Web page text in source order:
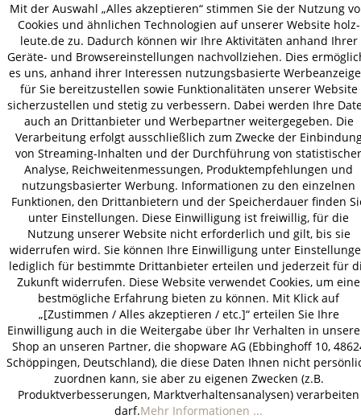
VERSAND
AGB Datenschutz
Impressum
© 2026 HOLZ-LEUTE
* Alle Preise inkl. gesetzl. Mehrwertsteuer zzgl.Versandkosten.
Mit der Auswahl „Alles akzeptieren“ stimmen Sie der Nutzung
Cookies und ähnlichen Technologien auf unserer Website holz-
leute.de zu. Dadurch können wir Ihre Aktivitäten anhand Ihrer
Geräte- und Browsereinstellungen nachvollziehen. Dies
es uns, anhand ihrer Interessen nutzungsbasierte
für Sie bereitzustellen sowie Funktionalitäten unserer Website
sicherzustellen und stetig zu verbessern. Dabei werden Ihre
auch an Drittanbieter und Werbepartner weitergegeben. Die
Verarbeitung erfolgt ausschließlich zum Zwecke der
von Streaming-Inhalten und der Durchführung von statistischer
Analyse, Reichweitenmessungen, Produktempfehlungen und
nutzungsbasierter Werbung. Informationen zu den einzelnen
Funktionen, den Drittanbietern und der Speicherdauer finden
unter Einstellungen. Diese Einwilligung ist freiwillig, für die
Nutzung unserer Website nicht erforderlich und gilt, bis sie
widerrufen wird. Sie können Ihre Einwilligung unter
lediglich für bestimmte Drittanbieter erteilen und jederzeit für
Zukunft widerrufen. Diese Website verwendet Cookies, um eine
bestmögliche Erfahrung bieten zu können. Mit Klick auf
„[Zustimmen / Alles akzeptieren / etc.]“ erteilen Sie Ihre
Einwilligung auch in die Weitergabe über Ihr Verhalten in
Shop an unseren Partner, die shopware AG (Ebbinghoff 10,
Schöppingen, Deutschland), die diese Daten Ihnen nicht
zuordnen kann, sie aber zu eigenen Zwecken (z.B.
Produktverbesserungen, Marktverhaltensanalysen) verarbeiten
darf.Mehr Informationen ...